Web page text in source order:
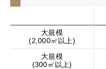
大規模
(2,000㎡以上)
大規模
(300㎡以上)